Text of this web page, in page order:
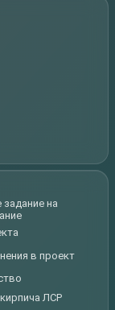
задание на
в проект
ЛСР